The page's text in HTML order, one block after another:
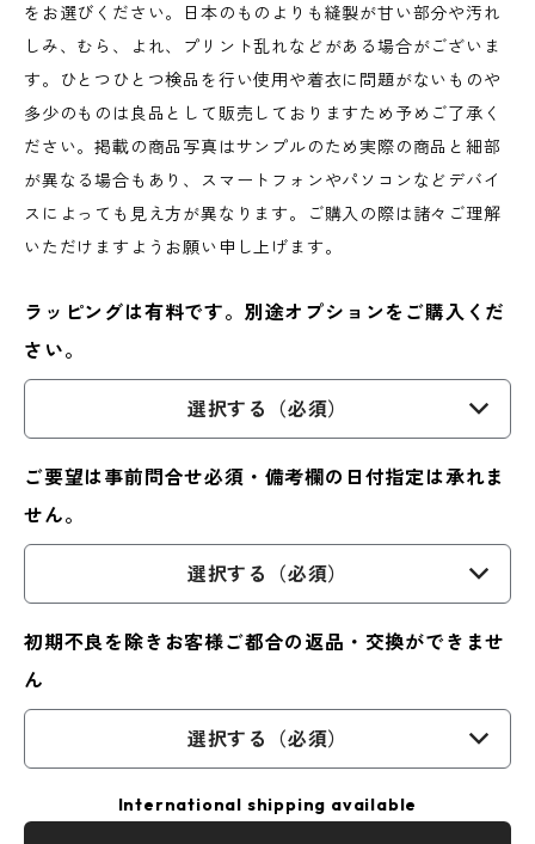
をお選びください。日本のものよりも縫製が甘い部分や汚れ
しみ、むら、よれ、プリント乱れなどがある場合がございま
す。ひとつひとつ検品を行い使用や着衣に問題がないものや
多少のものは良品として販売しておりますため予めご了承く
ださい。掲載の商品写真はサンプルのため実際の商品と細部
が異なる場合もあり、スマートフォンやパソコンなどデバイ
スによっても見え方が異なります。ご購入の際は諸々ご理解
いただけますようお願い申し上げます。
ラッピングは有料です。別途オプションをご購入くだ
さい。
選択する（必須）
ご要望は事前問合せ必須・備考欄の日付指定は承れま
せん。
選択する（必須）
初期不良を除きお客様ご都合の返品・交換ができませ
ん
選択する（必須）
International shipping available